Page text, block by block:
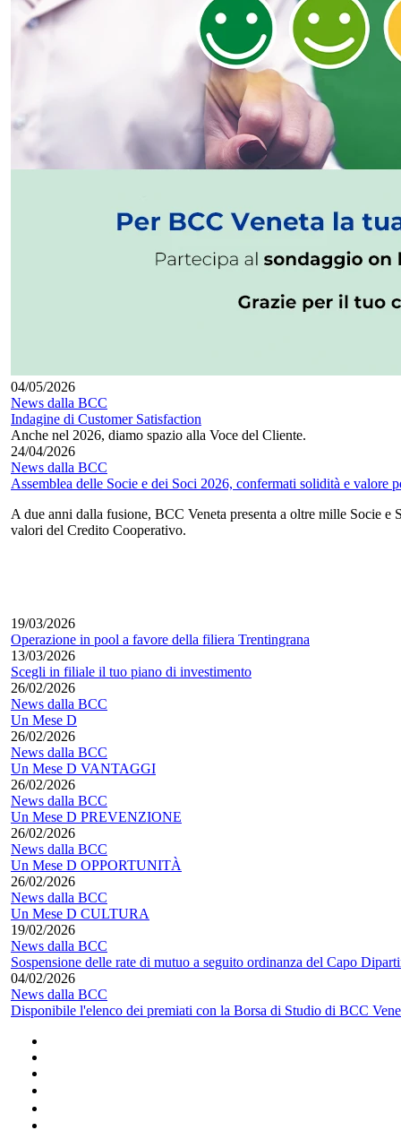
04/05/2026
News dalla BCC
Indagine di Customer Satisfaction
Anche nel 2026, diamo spazio alla Voce del Cliente.
24/04/2026
News dalla BCC
Assemblea delle Socie e dei Soci 2026, confermati solidità e valore
A due anni dalla fusione, BCC Veneta presenta a oltre mille Socie
valori del Credito Cooperativo.
19/03/2026
Operazione in pool a favore della filiera Trentingrana
13/03/2026
Scegli in filiale il tuo piano di investimento
26/02/2026
News dalla BCC
Un Mese D
26/02/2026
News dalla BCC
Un Mese D VANTAGGI
26/02/2026
News dalla BCC
Un Mese D PREVENZIONE
26/02/2026
News dalla BCC
Un Mese D OPPORTUNITÀ
26/02/2026
News dalla BCC
Un Mese D CULTURA
19/02/2026
News dalla BCC
Sospensione delle rate di mutuo a seguito ordinanza del Capo
04/02/2026
News dalla BCC
Disponibile l'elenco dei premiati con la Borsa di Studio di BCC